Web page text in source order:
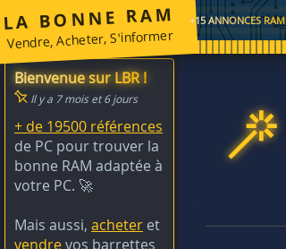
LA BONNE RAM
Vendre, Acheter, S'informer
+15 ANNONCES RAM
Bienvenue sur LBR !
Il y a 7 mois et 6 jours
+ de 19500 références
de PC pour trouver la
bonne RAM adaptée à
votre PC. 🚀
Mais aussi, acheter et
vendrevos barrettes